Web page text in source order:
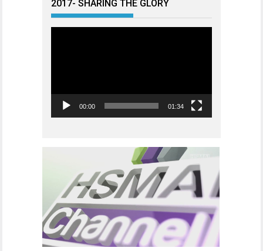
2017- SHARING THE GLORY
00:00 01:34